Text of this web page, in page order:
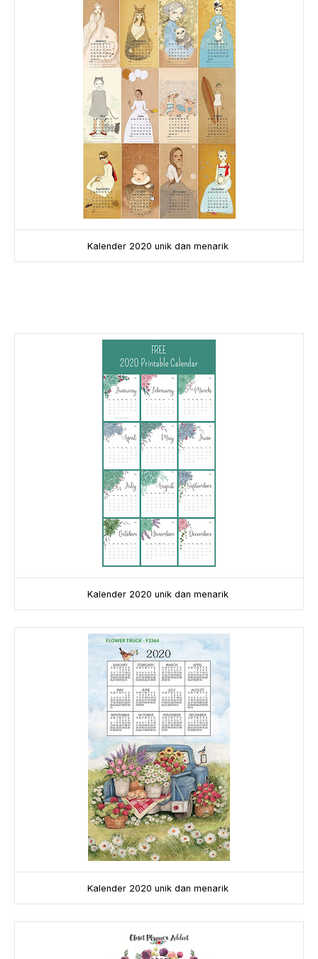
Kalender 2020 unik dan menarik
Kalender 2020 unik dan menarik
Kalender 2020 unik dan menarik